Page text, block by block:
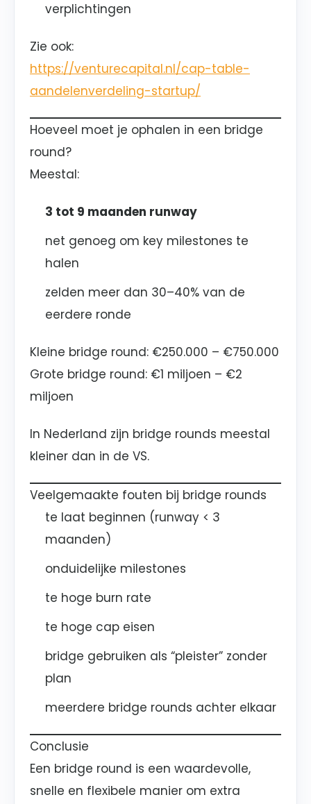
verplichtingen
Zie ook:
https://venturecapital.nl/cap-table-
aandelenverdeling-startup/
Hoeveel moet je ophalen in een bridge
round?
Meestal:
3 tot 9 maanden runway
net genoeg om key milestones te
halen
zelden meer dan 30–40% van de
eerdere ronde
Kleine bridge round: €250.000 – €750.000
Grote bridge round: €1 miljoen – €2
miljoen
In Nederland zijn bridge rounds meestal
kleiner dan in de VS.
Veelgemaakte fouten bij bridge rounds
te laat beginnen (runway < 3
maanden)
onduidelijke milestones
te hoge burn rate
te hoge cap eisen
bridge gebruiken als “pleister” zonder
plan
meerdere bridge rounds achter elkaar
Conclusie
Een bridge round is een waardevolle,
snelle en flexibele manier om extra